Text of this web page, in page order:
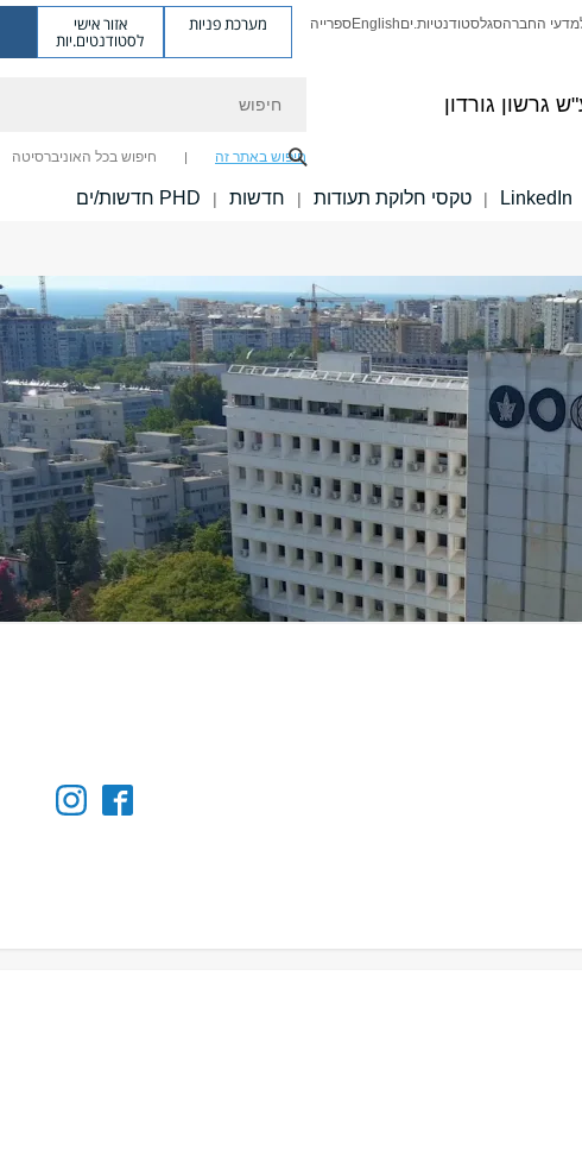
גרשון גורדון
החברהסגלסטודנטיות.יםEnglishספרייה מערכת פניות אזור אישי
לסטודנטים.יות
חיפוש באתר זה חיפוש בכל האוניברסיטה
LinkedIn
| טקסי חלוקת תעודות | חדשות | PHD חדשות/ים